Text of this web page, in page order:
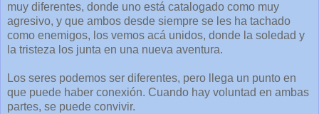
muy diferentes, donde uno está catalogado como muy
agresivo, y que ambos desde siempre se les ha tachado
como enemigos, los vemos acá unidos, donde la soledad y
la tristeza los junta en una nueva aventura.
Los seres podemos ser diferentes, pero llega un punto en
que puede haber conexión. Cuando hay voluntad en ambas
partes, se puede convivir.